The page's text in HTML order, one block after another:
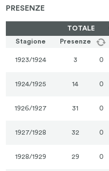
PRESENZE
TOTALE
Stagione
Presenze
1923/1924 3 0
1924/1925 14 0
1926/1927 31 0
1927/1928 32 0
1928/1929 29 0